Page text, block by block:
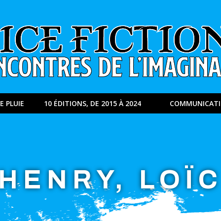
PLUIE 10 ÉDITIONS, DE 2015 À 2024